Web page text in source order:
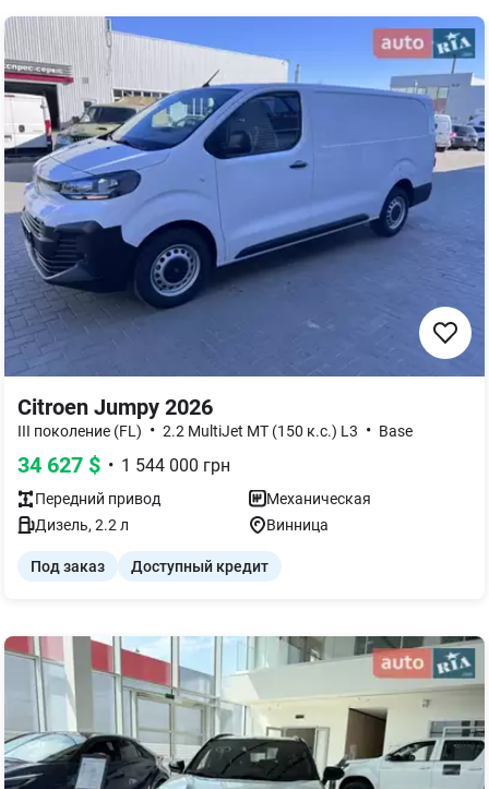
Citroen Jumpy 2026
III поколение (FL) • 2.2 MultiJet MT (150 к.с.) L3 • Base
34 627 $ • 1 544 000 грн
Передний привод
Механическая
Дизель, 2.2 л Винница
Под заказ Доступный кредит